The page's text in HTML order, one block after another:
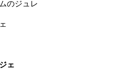
のジュレ
ェ